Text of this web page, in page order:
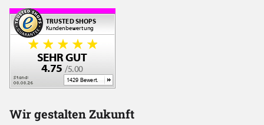
Wir gestalten Zukunft